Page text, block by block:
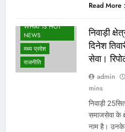
Read More
WHAT IS HOT
NEWS
मध्य प्रदेश
राजनीति
निवाड़ी
दिनेश
सेवा।
admin
mins
निवाड़ी
समाजसेवा के
नाम है। उनके